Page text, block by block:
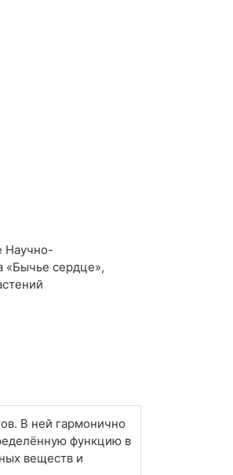
Научно-
«Бычье сердце»,
В ней гармонично
функцию в
веществ и